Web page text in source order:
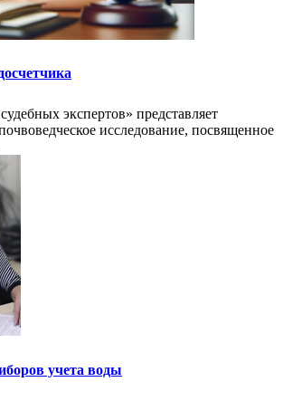
экспертов» представляет
исследование, посвященное
учета воды